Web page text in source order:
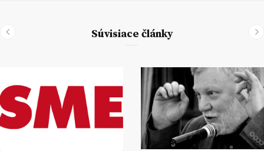
Súvisiace články